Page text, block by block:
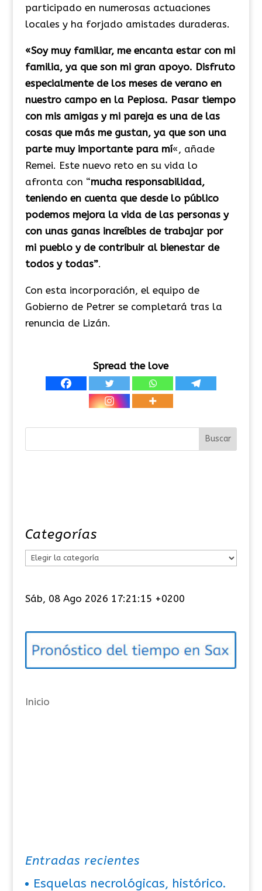
participado en numerosas actuaciones
locales y ha forjado amistades duraderas.
«Soy muy familiar, me encanta estar con mi
familia, ya que son mi gran apoyo. Disfruto
especialmente de los meses de verano en
nuestro campo en la Pepiosa. Pasar tiempo
con mis amigas y mi pareja es una de las
cosas que más me gustan, ya que son una
parte muy importante para mí«, añade
Remei. Este nuevo reto en su vida lo
afronta con “mucha responsabilidad,
teniendo en cuenta que desde lo público
podemos mejora la vida de las personas y
con unas ganas increíbles de trabajar por
mi pueblo y de contribuir al bienestar de
todos y todas”.
Con esta incorporación, el equipo de
Gobierno de Petrer se completará tras la
renuncia de Lizán.
Spread the love
Categorías
e
o
í
s
Sáb, 08 Ago 2026 17:21:15 +0200
Inicio
Entradas recientes
Esquelas necrológicas, histórico.